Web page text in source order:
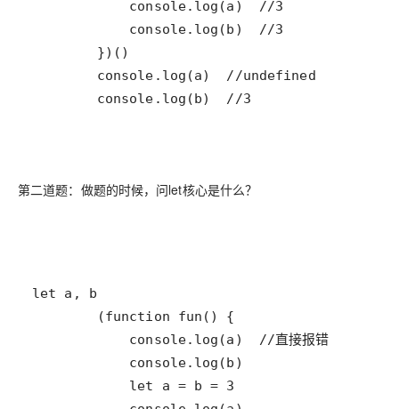
        console.log(b)  //3
第二道题：做题的时候，问let核心是什么？